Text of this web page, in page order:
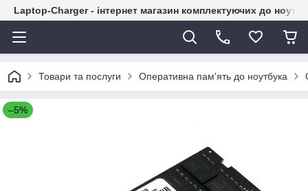
Laptop-Charger - інтернет магазин комплектуючих до
Товари та послуги Оперативна пам'ять до ноутбука
–5%